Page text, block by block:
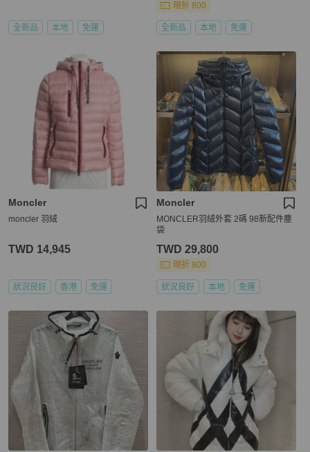
全新品 本地 免運
現折 800
全新品 本地 免運
Moncler
moncler 羽絨
TWD 14,945
狀況良好 香港 免運
Moncler
MONCLER羽絨外套 2碼 98新配件塵
袋
TWD 29,800
現折 800
狀況良好 本地 免運